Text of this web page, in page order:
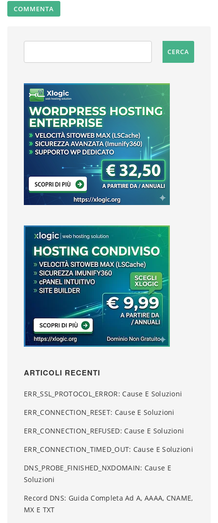
ARTICOLI RECENTI
ERR_SSL_PROTOCOL_ERROR: Cause E Soluzioni
ERR_CONNECTION_RESET: Cause E Soluzioni
ERR_CONNECTION_REFUSED: Cause E Soluzioni
ERR_CONNECTION_TIMED_OUT: Cause E Soluzioni
DNS_PROBE_FINISHED_NXDOMAIN: Cause E
Soluzioni
Record DNS: Guida Completa Ad A, AAAA, CNAME,
MX E TXT